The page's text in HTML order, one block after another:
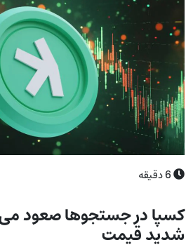
6دقیقه
کسپا در جستجوها صعود
شدید قیمت